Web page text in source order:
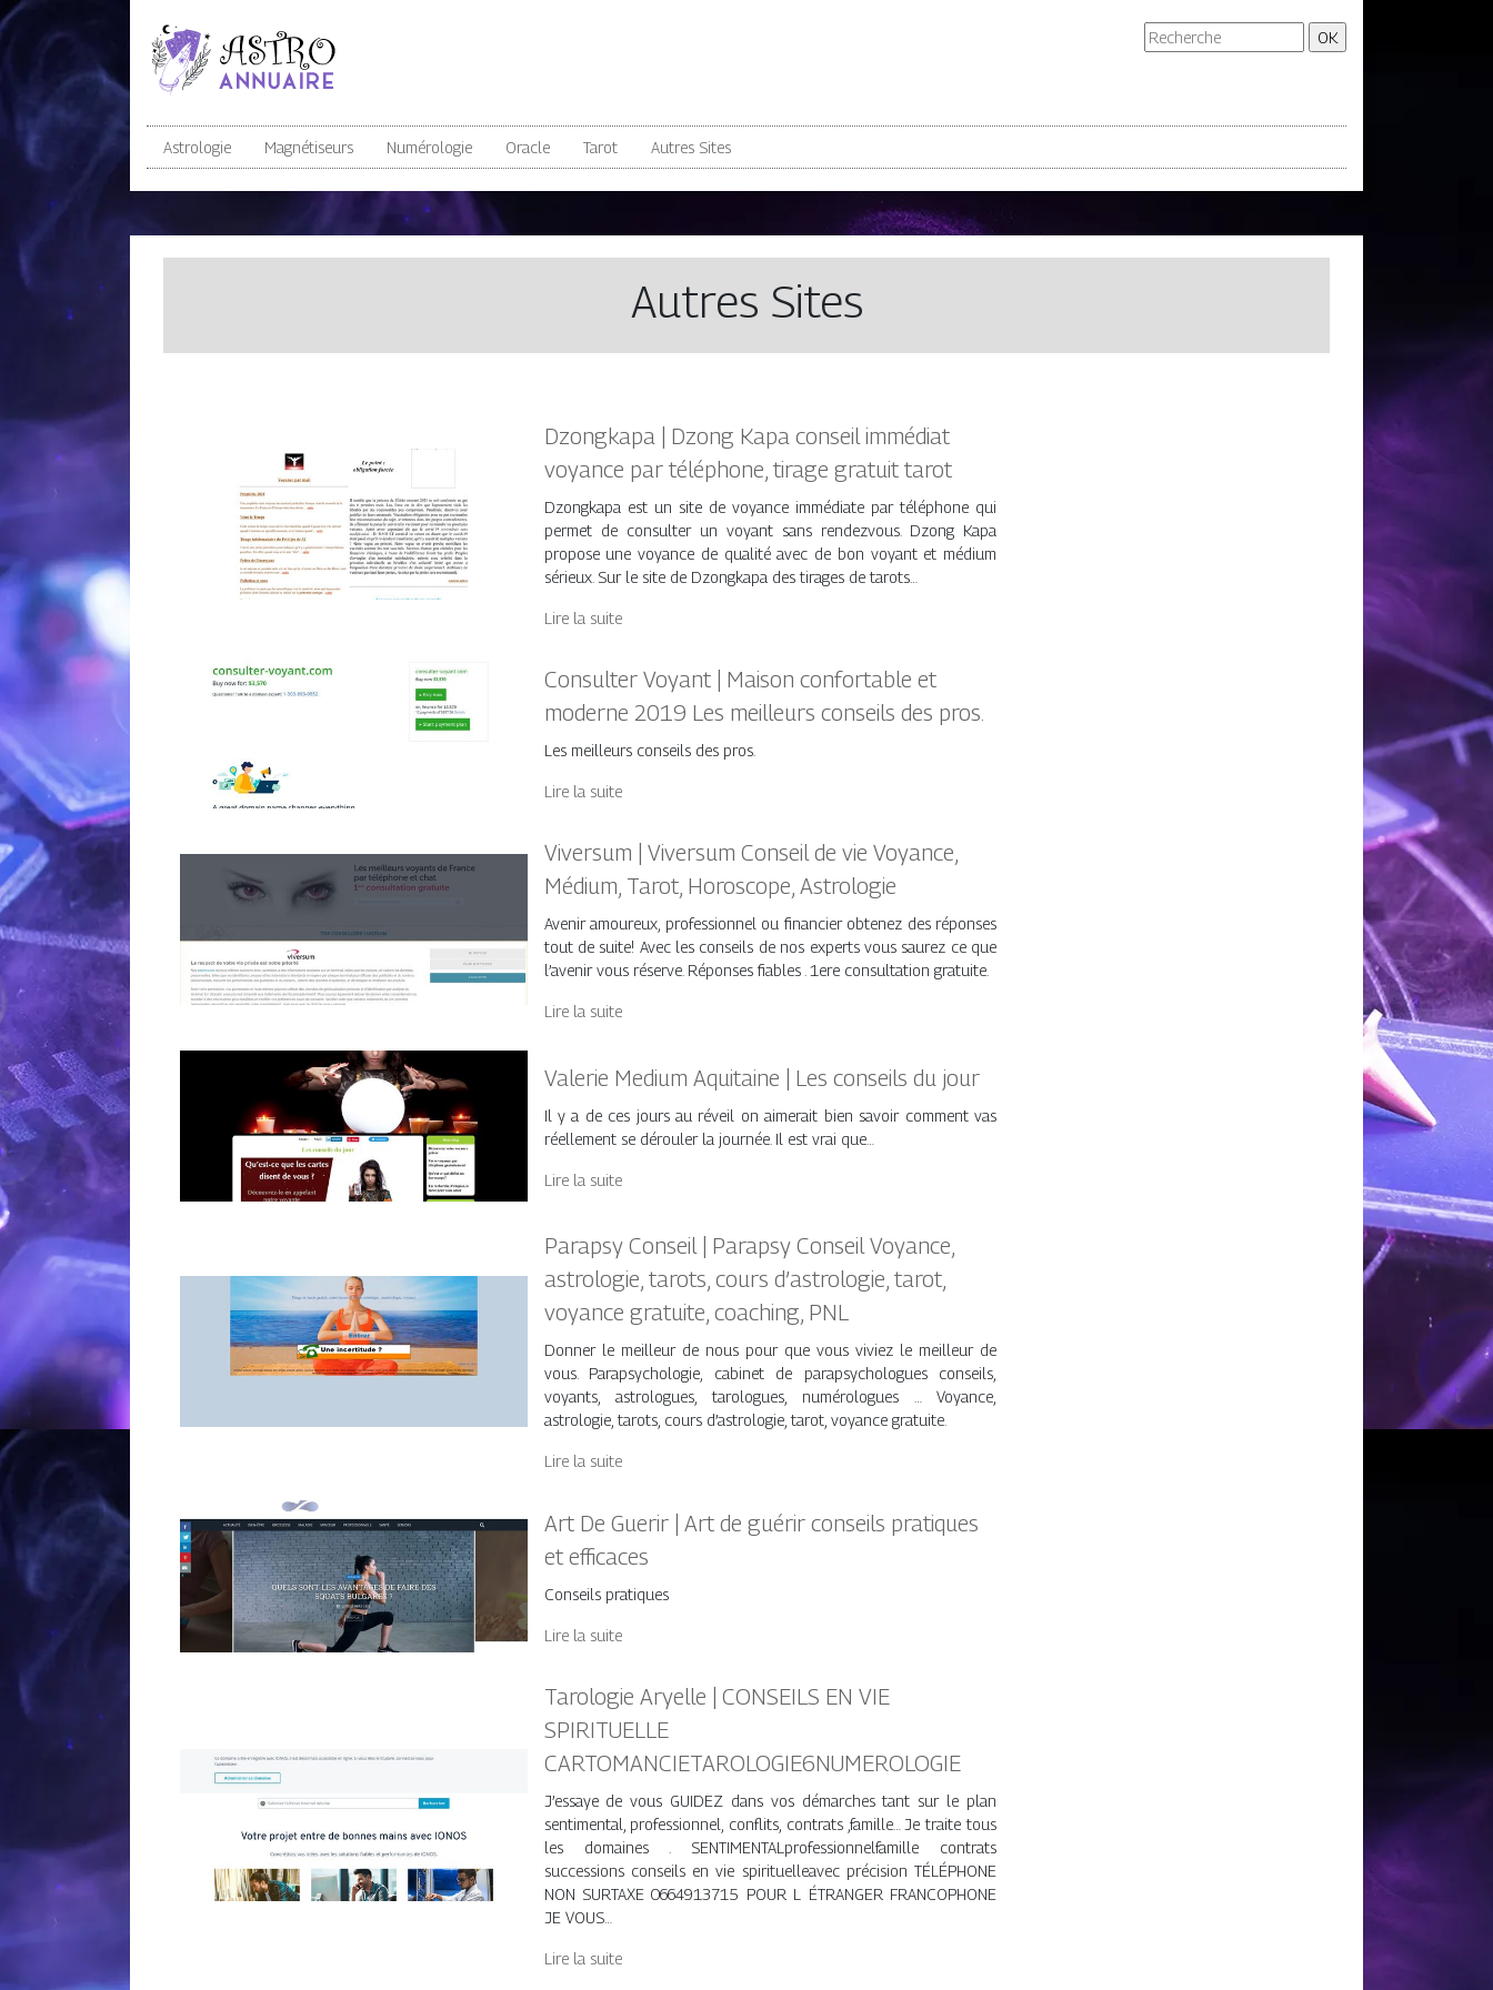
Astrologie Magnétiseurs Numérologie Oracle Tarot Autres Sites
Autres Sites
Dzongkapa | Dzong Kapa conseil immédiat
voyance par téléphone, tirage gratuit tarot
Dzongkapa est un site de voyance immédiate par téléphone qui
permet de consulter un voyant sans rendezvous. Dzong Kapa
propose une voyance de qualité avec de bon voyant et médium
sérieux. Sur le site de Dzongkapa des tirages de tarots…
Lire la suite
Consulter Voyant | Maison confortable et
moderne 2019 Les meilleurs conseils des pros.
Les meilleurs conseils des pros.
Lire la suite
Viversum | Viversum Conseil de vie Voyance,
Médium, Tarot, Horoscope, Astrologie
Avenir amoureux, professionnel ou financier obtenez des réponses
tout de suite! Avec les conseils de nos experts vous saurez ce que
l’avenir vous réserve. Réponses fiables . 1ere consultation gratuite.
Lire la suite
Valerie Medium Aquitaine | Les conseils du jour
Il y a de ces jours au réveil on aimerait bien savoir comment vas
réellement se dérouler la journée. Il est vrai que…
Lire la suite
Parapsy Conseil | Parapsy Conseil Voyance,
astrologie, tarots, cours d’astrologie, tarot,
voyance gratuite, coaching, PNL
Donner le meilleur de nous pour que vous viviez le meilleur de
vous. Parapsychologie, cabinet de parapsychologues conseils,
voyants, astrologues, tarologues, numérologues … Voyance,
astrologie, tarots, cours d’astrologie, tarot, voyance gratuite.
Lire la suite
Art De Guerir | Art de guérir conseils pratiques
et efficaces
Conseils pratiques
Lire la suite
Tarologie Aryelle | CONSEILS EN VIE
SPIRITUELLE
CARTOMANCIETAROLOGIE6NUMEROLOGIE
J’essaye de vous GUIDEZ dans vos démarches tant sur le plan
sentimental, professionnel, conflits, contrats ,famille… Je traite tous
les domaines . SENTIMENTALprofessionnelfamille contrats
successions conseils en vie spirituelleavec précision TÉLÉPHONE
NON SURTAXE 0664913715 POUR L ÉTRANGER FRANCOPHONE
JE VOUS…
Lire la suite